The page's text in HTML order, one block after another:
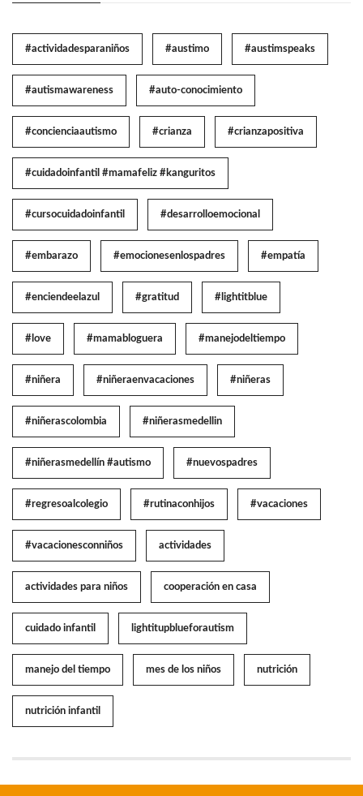
#actividadesparaniños #austimo #austimspeaks
#autismawareness #auto-conocimiento
#concienciaautismo #crianza #crianzapositiva
#cuidadoinfantil #mamafeliz #kanguritos
#cursocuidadoinfantil #desarrolloemocional
#embarazo #emocionesenlospadres #empatía
#enciendeelazul #gratitud #lightitblue
#love #mamabloguera #manejodeltiempo
#niñera #niñeraenvacaciones #niñeras
#niñerascolombia #niñerasmedellin
#niñerasmedellín #autismo #nuevospadres
#regresoalcolegio #rutinaconhijos #vacaciones
#vacacionesconniños actividades
actividades para niños cooperación en casa
cuidado infantil lightitupblueforautism
manejo del tiempo mes de los niños nutrición
nutrición infantil